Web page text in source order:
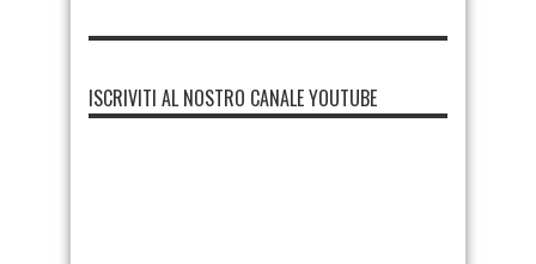
ISCRIVITI AL NOSTRO CANALE YOUTUBE